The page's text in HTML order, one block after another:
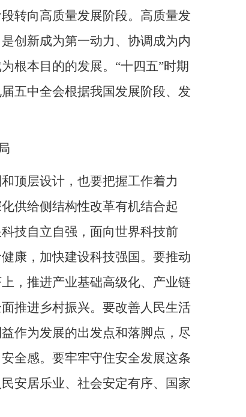
转向高质量发展阶段。高质量发
创新成为第一动力、协调成为内
根本目的的发展。 “十四五”时期
五中全会根据我国发展阶段、发
顶层设计，也要把握工作着力
供给侧结构性改革有机结合起
技自立自强，面向世界科技前
康，加快建设科技强国。要推动
，推进产业基础高级化、产业链
推进乡村振兴。要改善人民生活
作为发展的出发点和落脚点，尽
全感。要牢牢守住安全发展这条
安居乐业、社会安定有序、国家